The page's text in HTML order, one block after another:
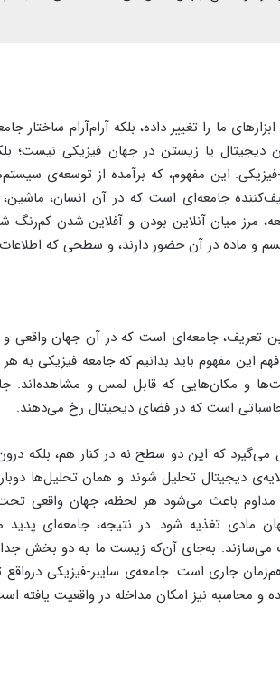
ما را تغییر داده، بلکه آرام‌آرام ساختار
دیجیتال یا زیستن در جهان فیزیکی نیست؛
این مفهوم، که برآمده از توسعه‌ی
جامعه‌ای است که در آن انسان،
مرز میان آنلاین بودن و آفلاین شدن
و ماده در آن حضور دارند، و سطحی که
تعریف، جامعه‌ای است که در آن جهان واقعی
این مفهوم باید بدانیم که جامعه فیزیکی به
و مکان‌هایی که قابل لمس و مشاهده‌اند.
است که در فضای دیجیتال رخ می‌دهند.
که این دو سطح نه در کنار هم، بلکه
دیجیتال تحلیل شوند و همان تحلیل‌ها دوباره
مداوم باعث می‌شود هر لحظه، جهان واقعی
مادی تغذیه شود. در نتیجه، جامعه‌ای
می‌سازند. به‌جای آن‌که زیست ما به دو بخش
جاری است. جامعه‌ی سایبر-فیزیکی
و محاسبه نیز امکان مداخله در واقعیت یافته